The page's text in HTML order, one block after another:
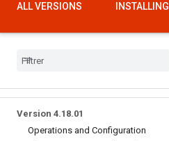
ALL VERSIONS INSTALLING
Version 4.18.01
Operations and Configuration